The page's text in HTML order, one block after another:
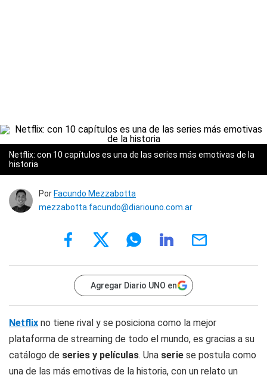
Netflix: con 10 capítulos es una de las series más emotivas de la
historia
Por Facundo Mezzabotta
mezzabotta.facundo@diariouno.com.ar
Agregar Diario UNO en
Netflix no tiene rival y se posiciona como la mejor
plataforma de streaming de todo el mundo, es gracias a su
catálogo de series y películas. Una serie se postula como
una de las más emotivas de la historia, con un relato un